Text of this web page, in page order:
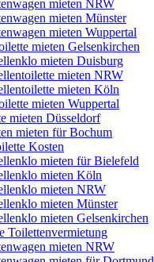
mieten NRW
mieten Münster
mieten Wuppertal
mieten Gelsenkirchen
mieten Duisburg
mieten NRW
mieten Köln
mieten Wuppertal
mieten Düsseldorf
mieten für Bochum
Kosten
mieten für Bielefeld
mieten Köln
mieten NRW
mieten Münster
mieten Gelsenkirchen
Toilettenvermietung
mieten NRW